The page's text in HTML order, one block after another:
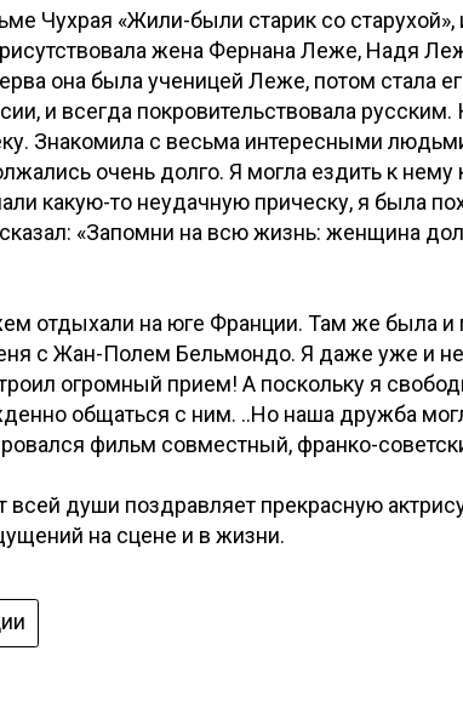
Чухрая «Жили-были старик со
жена Фернана Леже, Надя
она была ученицей Леже, потом стала
и всегда покровительствовала
Знакомила с весьма интересными
очень долго. Я могла ездить к
какую-то неудачную прическу, я была
«Запомни на всю жизнь: женщина
отдыхали на юге Франции. Там же была и
с Жан-Полем Бельмондо. Я даже уже и
огромный прием! А поскольку я
общаться с ним. ..Но наша дружба
фильм совместный, франко-
всей души поздравляет прекрасную
на сцене и в жизни.